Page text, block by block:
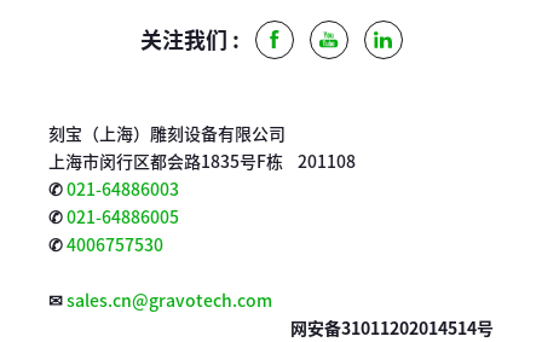
关注我们 : FacebookYoutubeLinkedIn
刻宝（上海）雕刻设备有限公司
上海市闵行区都会路1835号F栋 201108
✆021-64886003
✆021-64886005
✆4006757530
✉sales.cn@gravotech.com
网安备31011202014514号